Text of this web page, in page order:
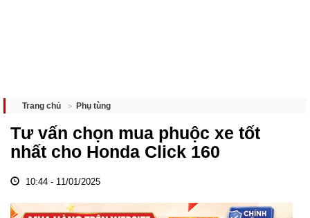
Trang chủ Phụ tùng
Tư vấn chọn mua phuộc xe tốt
nhất cho Honda Click 160
10:44 - 11/01/2025